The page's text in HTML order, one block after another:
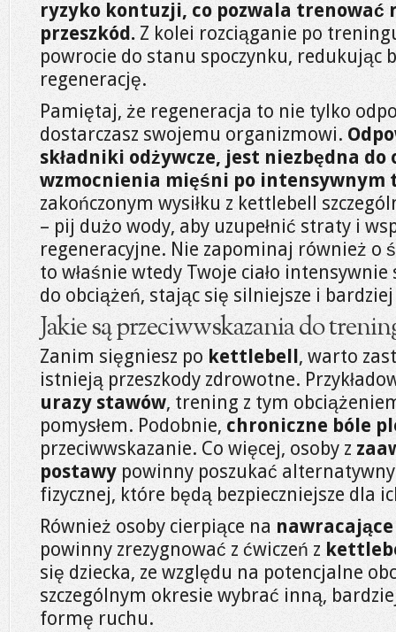
ryzyko kontuzji, co pozwala trenować
przeszkód. Z kolei rozciąganie po
powrocie do stanu spoczynku, redukując
regenerację.
Pamiętaj, że regeneracja to nie tylko
dostarczasz swojemu organizmowi.
składniki odżywcze, jest niezbędna do
wzmocnienia mięśni po intensywnym
zakończonym wysiłku z kettlebell
– pij dużo wody, aby uzupełnić straty i
regeneracyjne. Nie zapominaj również o
to właśnie wtedy Twoje ciało
do obciążeń, stając się silniejsze i
Jakie są przeciwwskazania do
Zanim sięgniesz po kettlebell, warto
istnieją przeszkody zdrowotne.
urazy stawów, trening z tym
pomysłem. Podobnie, chroniczne bóle
przeciwwskazanie. Co więcej, osoby z
postawy powinny poszukać
fizycznej, które będą bezpieczniejsze dla
Również osoby cierpiące na
powinny zrezygnować z ćwiczeń z
się dziecka, ze względu na potencjalne
szczególnym okresie wybrać inną,
formę ruchu.